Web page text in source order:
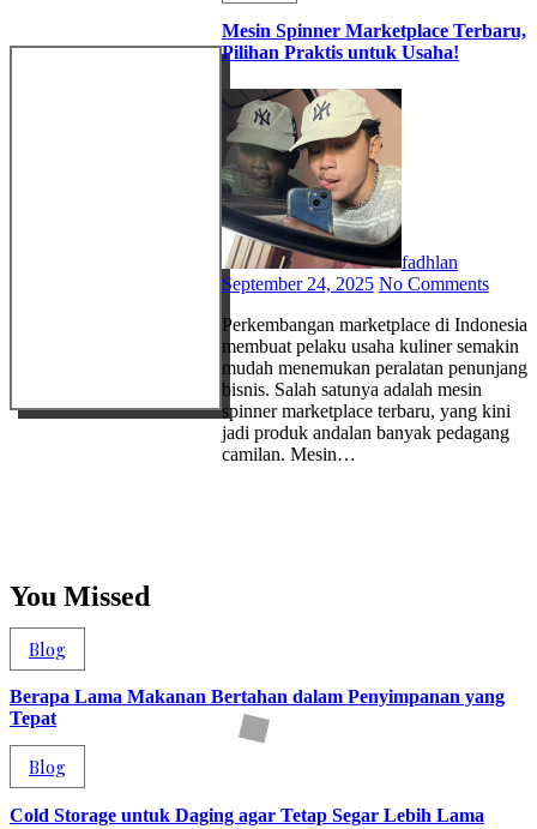
Mesin Spinner Marketplace Terbaru,
Pilihan Praktis untuk Usaha!
fadhlan
September 24, 2025 No Comments
Perkembangan marketplace di Indonesia
membuat pelaku usaha kuliner semakin
mudah menemukan peralatan penunjang
bisnis. Salah satunya adalah mesin
spinner marketplace terbaru, yang kini
jadi produk andalan banyak pedagang
camilan. Mesin…
You Missed
Blog
Berapa Lama Makanan Bertahan dalam Penyimpanan yang
Tepat
Blog
Cold Storage untuk Daging agar Tetap Segar Lebih Lama